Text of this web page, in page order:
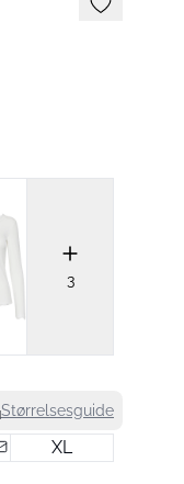
3
Størrelsesguide
XL